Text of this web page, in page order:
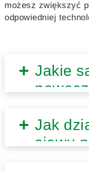
możesz zwiększyć
odpowiedniej
Jakie
Jak
siewu